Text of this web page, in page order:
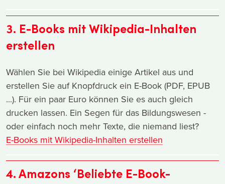
3. E-Books mit Wikipedia-Inhalten
erstellen
Wählen Sie bei Wikipedia einige Artikel aus und
erstellen Sie auf Knopfdruck ein E-Book (PDF, EPUB
...). Für ein paar Euro können Sie es auch gleich
drucken lassen. Ein Segen für das Bildungswesen -
oder einfach noch mehr Texte, die niemand liest?
E-Books mit Wikipedia-Inhalten erstellen
4. Amazons ‘Beliebte E-Book-